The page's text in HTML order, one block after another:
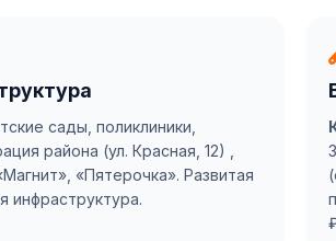
сады, поликлиники,
района (ул. Красная, 12) ,
«Пятерочка». Развитая
инфраструктура.